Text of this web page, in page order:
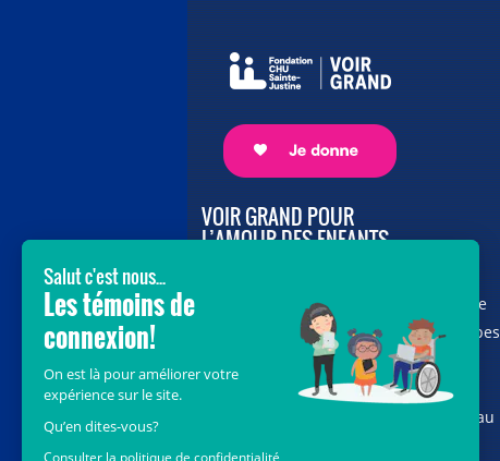
VOIR GRAND POUR
L’AMOUR DES ENFANTS
vous au cœur de la campagne majeure
Voir Grand, nous conduisons les équipes
soignantes vers les opportunités de la
science et des nouvelles technologies
pour que chaque enfant, où qu’il soit au